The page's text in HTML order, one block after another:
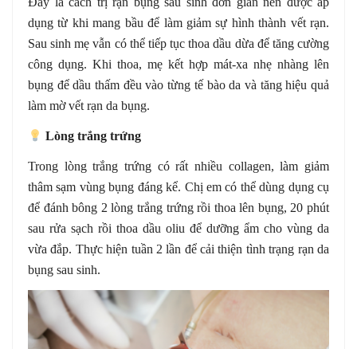
dụng từ khi mang bầu để làm giảm sự hình thành vết rạn.
Sau sinh mẹ vẫn có thể tiếp tục thoa dầu dừa để tăng cường
công dụng. Khi thoa, mẹ kết hợp mát-xa nhẹ nhàng lên
bụng để dầu thấm đều vào từng tế bào da và tăng hiệu quả
làm mờ vết rạn da bụng.
Lòng trắng trứng
Trong lòng trắng trứng có rất nhiều collagen, làm giảm
thâm sạm vùng bụng đáng kể. Chị em có thể dùng dụng cụ
để đánh bông 2 lòng trắng trứng rồi thoa lên bụng, 20 phút
sau rửa sạch rồi thoa dầu oliu để dưỡng ẩm cho vùng da
vừa đắp. Thực hiện tuần 2 lần để cải thiện tình trạng rạn da
bụng sau sinh.